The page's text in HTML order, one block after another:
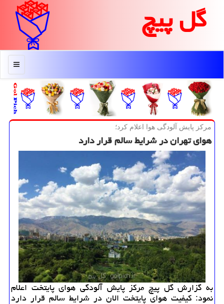
گل پیچ
منو
مركز پایش آلودگی هوا اعلام كرد؛
هوای تهران در شرایط سالم قرار دارد
به گزارش گل پیچ مركز پایش آلودگی هوای پایتخت اعلام
نمود: كیفیت هوای پایتخت الان در شرایط سالم قرار دارد